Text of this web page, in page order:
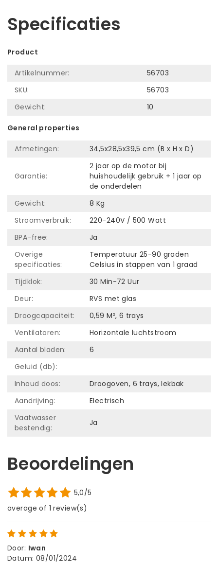
Specificaties
Product
Artikelnummer:
56703
SKU:
56703
Gewicht:
10
General properties
Afmetingen: 34,5x28,5x39,5 cm (B x H x D)
Garantie:
2 jaar op de motor bij
huishoudelijk gebruik + 1 jaar op
de onderdelen
Gewicht:
8 Kg
Stroomverbruik:
220-240V / 500 Watt
BPA-free:
Ja
Overige
specificaties:
Temperatuur 25-90 graden
Celsius in stappen van 1 graad
Tijdklok:
30 Min-72 Uur
Deur:
RVS met glas
Droogcapaciteit:
0,59 M², 6 trays
Ventilatoren:
Horizontale luchtstroom
Aantal bladen:
6
Geluid (db):
Inhoud doos:
Droogoven, 6 trays, lekbak
Aandrijving:
Electrisch
Vaatwasser
bestendig:
Ja
Beoordelingen
5,0/5
average of 1 review(s)
Door: Iwan
Datum: 08/01/2024